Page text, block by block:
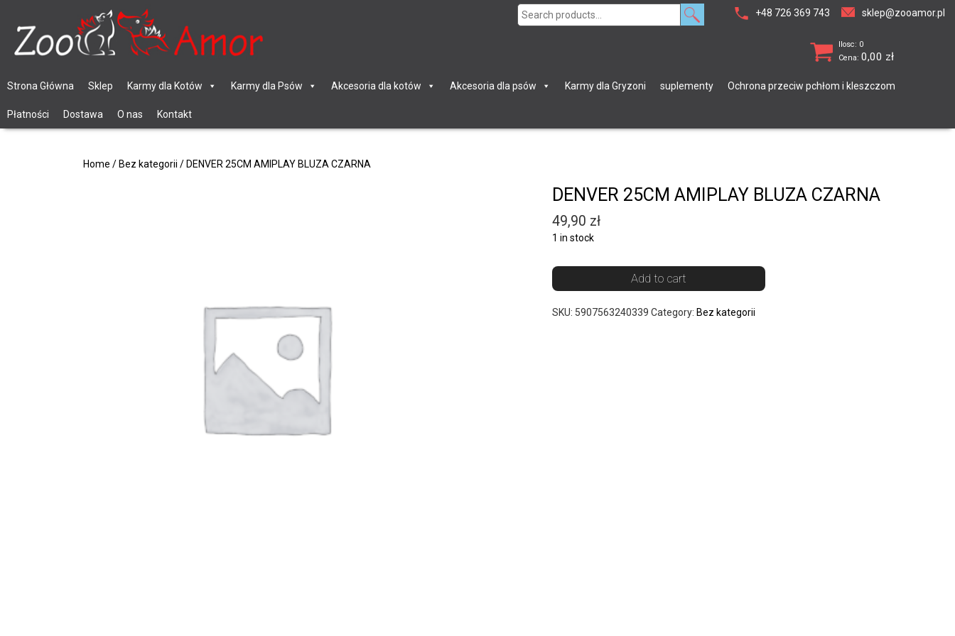
+48 726 369 743 sklep@zooamor.pl
Search
Ilosc: 0
Cena: 0,00 zł
Strona Główna Sklep Karmy dla Kotów Karmy dla Psów Akcesoria dla kotów Akcesoria dla psów Karmy dla Gryzoni suplementy Ochrona przeciw pchłom i kleszczom
Płatności Dostawa O nas Kontakt
Home / Bez kategorii / DENVER 25CM AMIPLAY BLUZA CZARNA
DENVER 25CM AMIPLAY BLUZA CZARNA
49,90 zł
1 in stock
Add to cart
SKU: 5907563240339 Category: Bez kategorii